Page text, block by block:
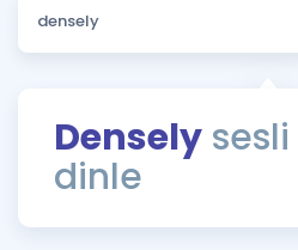
Sözlük
Rehberlik Aracı
ÖSYM Sınav Takvimi
Hakkımızda
Densely sesli
dinle